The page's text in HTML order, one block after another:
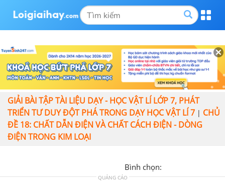
GIẢI BÀI TẬP TÀI LIỆU DẠY - HỌC VẬT LÍ LỚP 7, PHÁT
TRIỂN TƯ DUY ĐỘT PHÁ TRONG DẠY HỌC VẬT LÍ 7 | CHỦ
ĐỀ 18: CHẤT DẪN ĐIỆN VÀ CHẤT CÁCH ĐIỆN - DÒNG
ĐIỆN TRONG KIM LOẠI
Bình chọn:
QUẢNG CÁO